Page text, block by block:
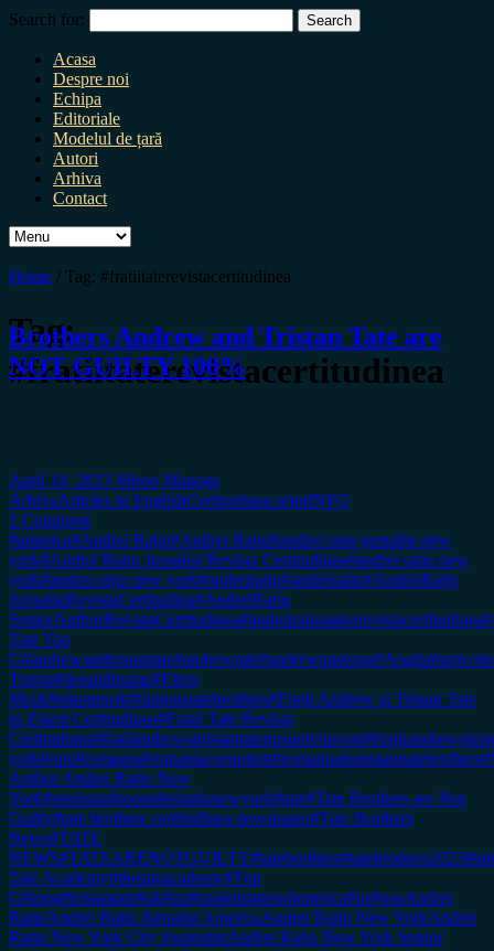
Search for:
Acasa
Despre noi
Echipa
Editoriale
Modelul de țară
Autori
Arhiva
Contact
Home / Tag: #fratiitaterevistacertitudinea
Tag:
#fratiitaterevistacertitudinea
Brothers Andrew and Tristan Tate are
NOT GUILTY 100%
April 10, 2023 Miron Manega
ArhivaArticles in EnglishCertitudinea printINFO
1 Comment
#america#Andrei Rațiu#Andrei Ratiu#andrei ratiu jurnalist new
york#Andrei Ratiu Jurnalist Revista Certitudinea#andrei ratiu new
york#andrei rațiu new york#andreirațiu#andreiratiu#AndreiRațiu
JurnalistRevistaCertitudina#AndreiRatiu
SeniorAuthorRevistaCertitudinea#andreiratiuautorrevistacertitudinea
Tate Top
G#andrewandtristantate#andrewtate#andrewtatetopg#Anglia
Trump#donaldtrump#Elton
Musk#eltonmusk#famoustatebrothers#Frații Andrew şi Tristan Tate
in Ziarul Certitudinea#Fratii Tate Revista
Certitudinea#fratiiandrewsitristantatenusuntvinovati
york#onu#romania#romaniacoruption#romaniadeepstatetatebrothers
Author Andrei Ratiu New
York#seniorauthorandreiratiunewyork#tate#Tate Brothers are Not
Guilty#tate brothers certitudinea newspaper#Tate Brothers
News#TATE
NEWS#TATEARENOTGUILTY#tatebrothers#tatebrothers2023
Tate Academy#thetateacademy#Top
G#topg#tristantate#uk#un#unitedstatesofamerica#us#usaAndrei
RatiuAndrei Ratiu Jurnalist AmericaAndrei Ratiu New YorkAndrei
Ratiu New York City JournalistAndrei Rațiu New York Senior